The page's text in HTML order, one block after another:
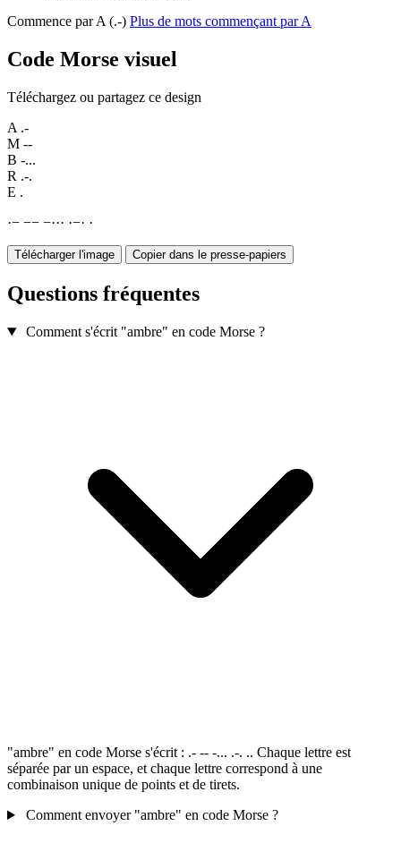
Commence par A (.-) Plus de mots commençant par A
Code Morse visuel
Téléchargez ou partagez ce design
A .-
M --
B -...
R .-.
E .
·− −− −··· ·−· ·
Télécharger l'image Copier dans le presse-papiers
Questions fréquentes
Comment s'écrit "ambre" en code Morse ?
"ambre" en code Morse s'écrit : .- -- -... .-. .. Chaque lettre est
séparée par un espace, et chaque lettre correspond à une
combinaison unique de points et de tirets.
Comment envoyer "ambre" en code Morse ?